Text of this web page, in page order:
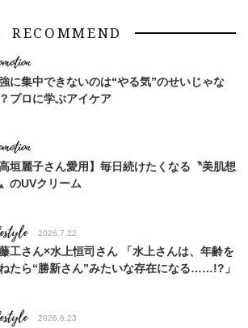
RECOMMEND
に集中できないのは“やる気”のせいじゃな
プロに学ぶアイケア
高垣麗子さん愛用】毎日続けたくなる〝美肌想
のUVクリーム
2026.7.22
工さん×水上恒司さん 「水上さんは、年齢を
たら“勝新さん”みたいな存在になる……!?」
2026.6.23